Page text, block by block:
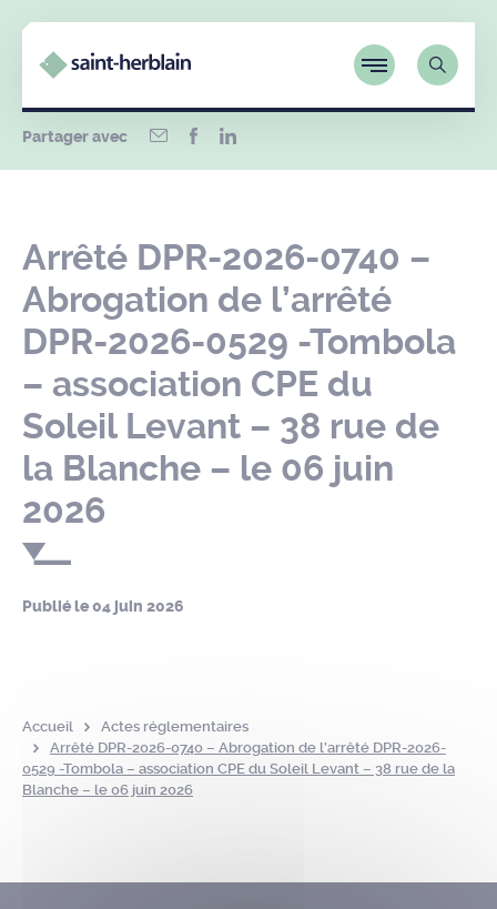
Partager avec
Arrêté DPR-2026-0740 –
Abrogation de l’arrêté
DPR-2026-0529 -Tombola
– association CPE du
Soleil Levant – 38 rue de
la Blanche – le 06 juin
2026
Publié le04 juin 2026
Accueil
Actes réglementaires
Arrêté DPR-2026-0740 – Abrogation de l’arrêté DPR-2026-
0529 -Tombola – association CPE du Soleil Levant – 38 rue de la
Blanche – le 06 juin 2026